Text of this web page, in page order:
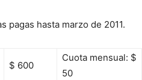
pagas hasta marzo de 2011.
$ 600
Cuota mensual: $
50